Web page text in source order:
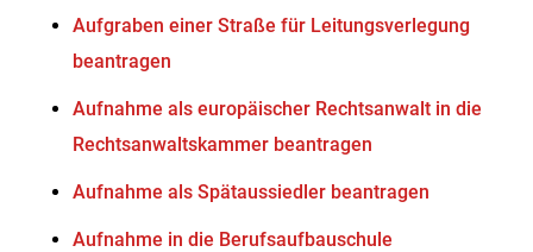
Aufgraben einer Straße für Leitungsverlegung
beantragen
Aufnahme als europäischer Rechtsanwalt in die
Rechtsanwaltskammer beantragen
Aufnahme als Spätaussiedler beantragen
Aufnahme in die Berufsaufbauschule